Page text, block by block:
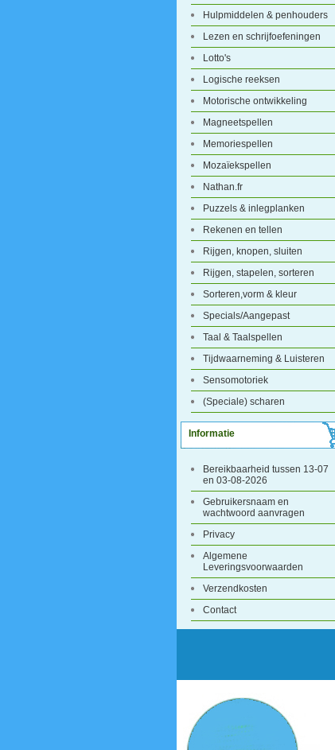
Hulpmiddelen & penhouders
Lezen en schrijfoefeningen
Lotto's
Logische reeksen
Motorische ontwikkeling
Magneetspellen
Memoriespellen
Mozaïekspellen
Nathan.fr
Puzzels & inlegplanken
Rekenen en tellen
Rijgen, knopen, sluiten
Rijgen, stapelen, sorteren
Sorteren,vorm & kleur
Specials/Aangepast
Taal & Taalspellen
Tijdwaarneming & Luisteren
Sensomotoriek
(Speciale) scharen
Informatie
Bereikbaarheid tussen 13-07
en 03-08-2026
Gebruikersnaam en
wachtwoord aanvragen
Privacy
Algemene
Leveringsvoorwaarden
Verzendkosten
Contact